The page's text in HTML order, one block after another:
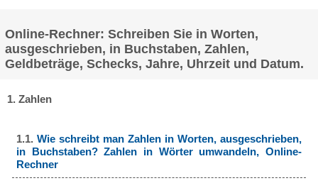
Online-Rechner: Schreiben Sie in Worten,
ausgeschrieben, in Buchstaben, Zahlen,
Geldbeträge, Schecks, Jahre, Uhrzeit und Datum.
1. Zahlen
1.1.Wie schreibt man Zahlen in Worten, ausgeschrieben,
in Buchstaben? Zahlen in Wörter umwandeln, Online-
Rechner